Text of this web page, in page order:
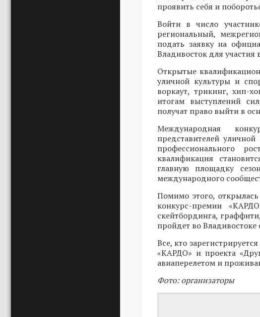
проявить себя и
Войти в число
региональный,
подать заявку на
Владивосток для
Открытые
уличной культуры и
воркаут, трикинг, хип-
итогам выступлений
получат право выйти в
Международная
представителей
профессионального
квалификация
главную площадку
международного
Помимо этого,
конкурс-премии
скейтбординга,
пройдет во Владивостоке
Все, кто
«КАРДО» и проекта
авиаперелетом и
Фото: организаторы